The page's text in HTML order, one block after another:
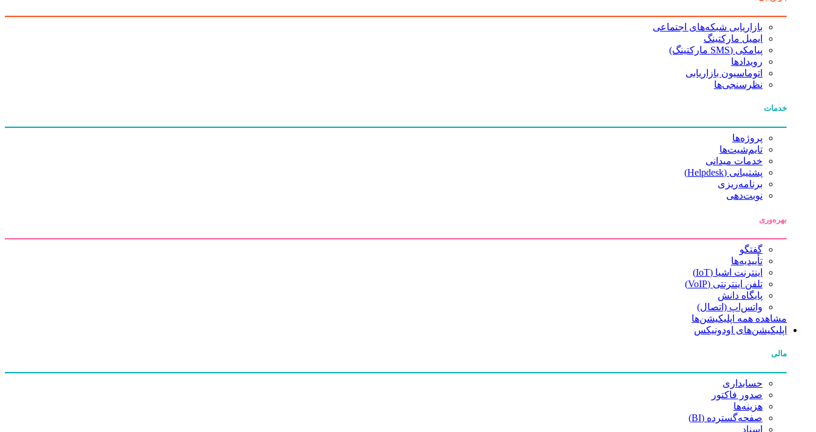
بازاریابی شبکه‌های اجتماعی
ایمیل مارکتینگ
پیامکی (SMS مارکتینگ)
رویدادها
اتوماسیون بازاریابی
نظرسنجی‌ها
خدمات
پروژه‌ها
تایم‌شیت‌ها
خدمات میدانی
پشتیبانی (Helpdesk)
برنامه‌ریزی
نوبت‌دهی
بهره‌وری
گفتگو
تأییدیه‌ها
اینترنت اشیا (IoT)
تلفن اینترنتی (VoIP)
پایگاه دانش
واتس‌اپ (اتصال)
مشاهده همه اپلیکیشن‌ها
اپلیکیشن‌های اودونیکس
مالی
حسابداری
صدور فاکتور
هزینه‌ها
صفحه‌گسترده (BI)
اسناد